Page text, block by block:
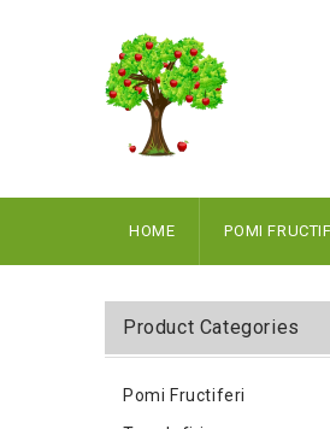
HOME POMI
Product Categories
Pomi Fructiferi